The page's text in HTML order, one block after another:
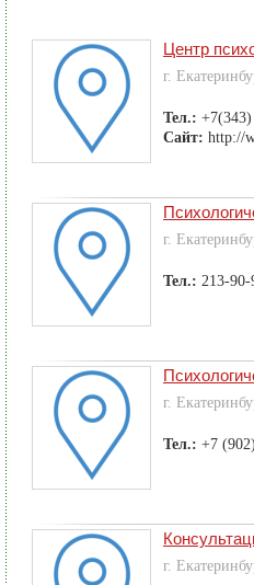
Центр
г.
Тел.:
Сайт: http://
г.
Тел.: 213-
г.
Тел.: +7
г.